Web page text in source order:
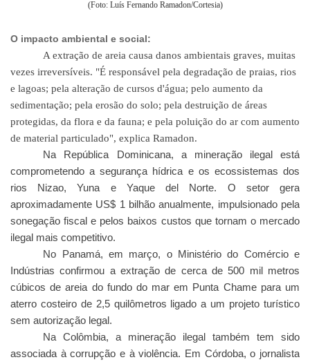
(Foto: Luís Fernando Ramadon/Cortesia)
O impacto ambiental e social:
A extração de areia causa danos ambientais graves, muitas
vezes irreversíveis. "É responsável pela degradação de praias, rios
e lagoas; pela alteração de cursos d'água; pelo aumento da
sedimentação; pela erosão do solo; pela destruição de áreas
protegidas, da flora e da fauna; e pela poluição do ar com aumento
de material particulado", explica Ramadon.
Na República Dominicana, a mineração ilegal está
comprometendo a segurança hídrica e os ecossistemas dos
rios Nizao, Yuna e Yaque del Norte. O setor gera
aproximadamente US$ 1 bilhão anualmente, impulsionado pela
sonegação fiscal e pelos baixos custos que tornam o mercado
ilegal mais competitivo.
No Panamá, em março, o Ministério do Comércio e
Indústrias confirmou a extração de cerca de 500 mil metros
cúbicos de areia do fundo do mar em Punta Chame para um
aterro costeiro de 2,5 quilômetros ligado a um projeto turístico
sem autorização legal.
Na Colômbia, a mineração ilegal também tem sido
associada à corrupção e à violência. Em Córdoba, o jornalista